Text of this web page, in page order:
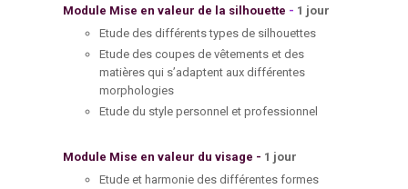
Module Mise en valeur de la silhouette - 1 jour
Etude des différents types de silhouettes
Etude des coupes de vêtements et des
matières qui s’adaptent aux différentes
morphologies
Etude du style personnel et professionnel
Module Mise en valeur du visage - 1 jour
Etude et harmonie des différentes formes